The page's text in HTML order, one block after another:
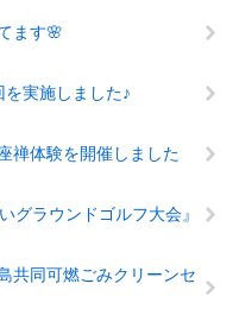
ます🌸
を実施しました♪
禅体験を開催しました
グラウンドゴルフ大会』
共同可燃ごみクリーンセ